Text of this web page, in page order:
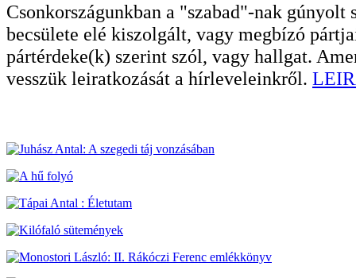
Csonkországunkban a "szabad"-nak
becsülete elé kiszolgált, vagy megbízó
pártérdeke(k) szerint szól, vagy hallgat.
vesszük leiratkozását a hírleveleinkről.